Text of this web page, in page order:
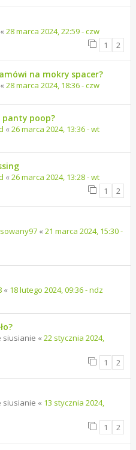
« 28 marca 2024, 22:59 - czw
1 2
na mokry spacer?
« 28 marca 2024, 18:36 - czw
poop?
« 26 marca 2024, 13:36 - wt
« 26 marca 2024, 13:28 - wt
1 2
« 21 marca 2024, 15:30 -
« 18 lutego 2024, 09:36 - ndz
siusianie « 22 stycznia 2024,
1 2
siusianie « 13 stycznia 2024,
1 2